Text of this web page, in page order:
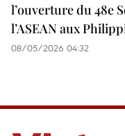
l’ouverture du 48e
l’ASEAN aux
08/05/2026 04:32